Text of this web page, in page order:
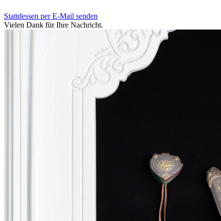
Stattdessen per E-Mail senden
Vielen Dank für Ihre Nachricht.